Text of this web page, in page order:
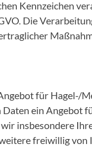
Kennzeichen
Die
für Hagel-/
ein Angebot
insbesondere
freiwillig von